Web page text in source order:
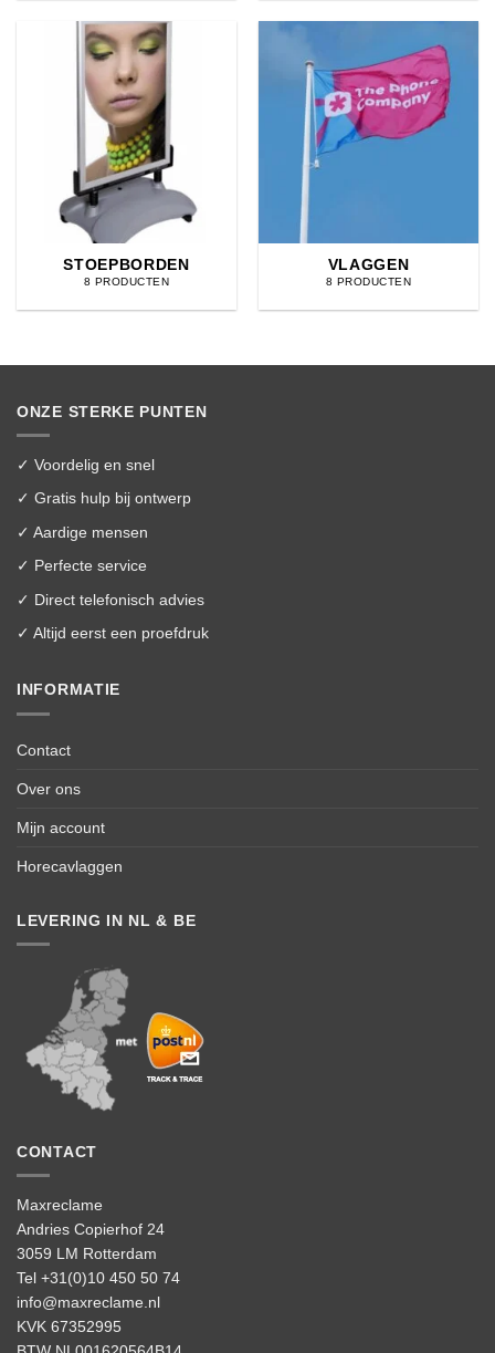
STOEPBORDEN
8 PRODUCTEN
VLAGGEN
8 PRODUCTEN
ONZE STERKE PUNTEN
✓ Voordelig en snel
✓ Gratis hulp bij ontwerp
✓ Aardige mensen
✓ Perfecte service
✓ Direct telefonisch advies
✓ Altijd eerst een proefdruk
INFORMATIE
Contact
Over ons
Mijn account
Horecavlaggen
LEVERING IN NL & BE
CONTACT
Maxreclame
Andries Copierhof 24
3059 LM Rotterdam
Tel +31(0)10 450 50 74
info@maxreclame.nl
KVK 67352995